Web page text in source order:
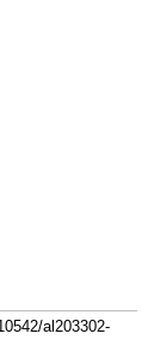
al203302-